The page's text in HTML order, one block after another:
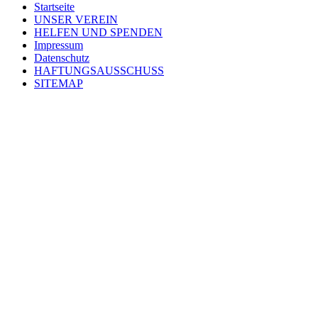
Startseite
UNSER VEREIN
HELFEN UND SPENDEN
Impressum
Datenschutz
HAFTUNGSAUSSCHUSS
SITEMAP